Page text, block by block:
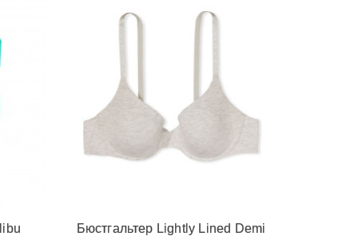
Швидкий перегляд
Бюстгальтер Lightly Lined Demi